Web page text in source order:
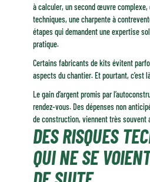
à calculer, un second œuvre
techniques, une charpente à
étapes qui demandent une expertise
pratique.
Certains fabricants de kits évitent
aspects du chantier. Et pourtant, c’est
Le gain d’argent promis par
rendez-vous. Des dépenses non
de construction, viennent très souvent
DES RISQUES
QUI NE SE